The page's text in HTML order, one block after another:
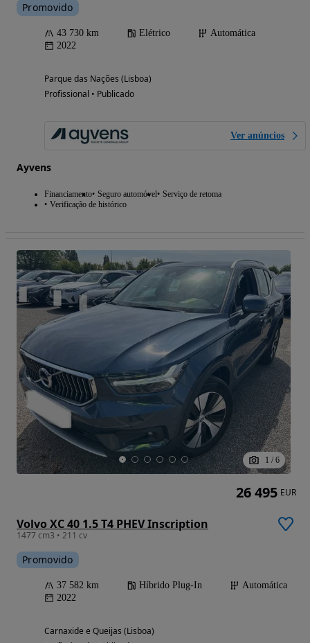
Promovido
43 730 km Elétrico
Automática
2022
Parque das Nações (Lisboa)
Profissional • Publicado
Ver anúncios
Ayvens
Financiamento Seguro automóvel Serviço de retoma
Verificação de histórico
1 / 6
Volvo XC 40 1.5 T4 PHEV Inscription
1477 cm3 • 211 cv
Promovido
37 582 km Híbrido Plug-In
Automática
2022
Carnaxide e Queijas (Lisboa)
26 495 EUR